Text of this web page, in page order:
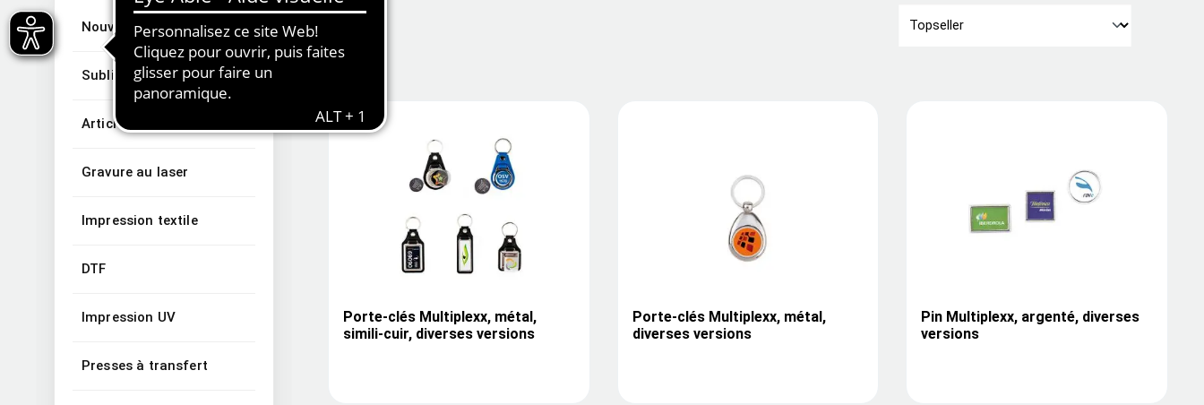
Nouveautés
Sublimation
Articles de sublimation
Gravure au laser
Impression textile
DTF
Impression UV
Presses à transfert
Porte-clés Multiplexx, métal,
simili-cuir, diverses versions
Porte-clés Multiplexx, métal,
diverses versions
Pin Multiplexx, argenté, diverses
versions